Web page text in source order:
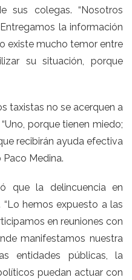
sus colegas. “Nosotros
la información
existe mucho temor entre
su situación, porque
taxistas no se acerquen a
porque tienen miedo;
recibirán ayuda efectiva
Paco Medina.
que la delincuencia en
hemos expuesto a las
en reuniones con
manifestamos nuestra
entidades públicas, la
puedan actuar con